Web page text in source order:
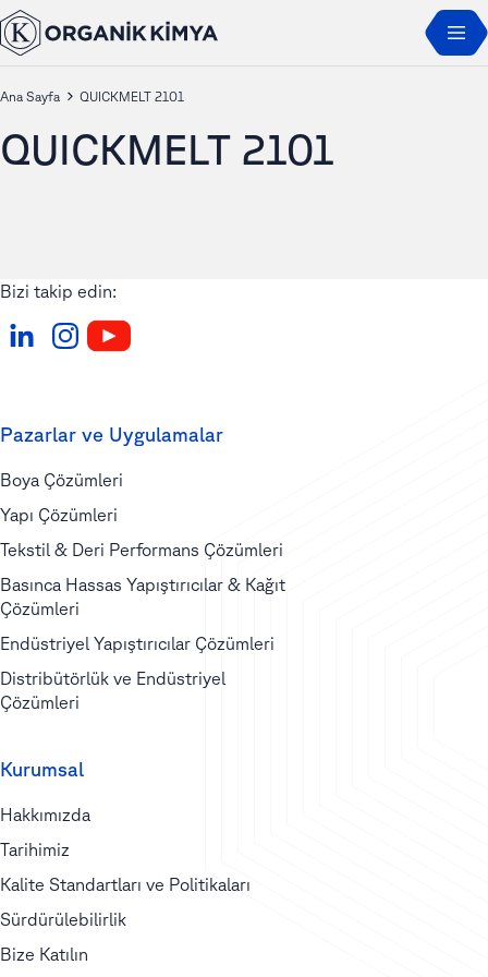
Ana Sayfa QUICKMELT 2101
QUICKMELT 2101
Bizi takip edin:
Pazarlar ve Uygulamalar
Boya Çözümleri
Yapı Çözümleri
Tekstil & Deri Performans Çözümleri
Basınca Hassas Yapıştırıcılar & Kağıt
Çözümleri
Endüstriyel Yapıştırıcılar Çözümleri
Distribütörlük ve Endüstriyel
Çözümleri
Kurumsal
Hakkımızda
Tarihimiz
Kalite Standartları ve Politikaları
Sürdürülebilirlik
Bize Katılın